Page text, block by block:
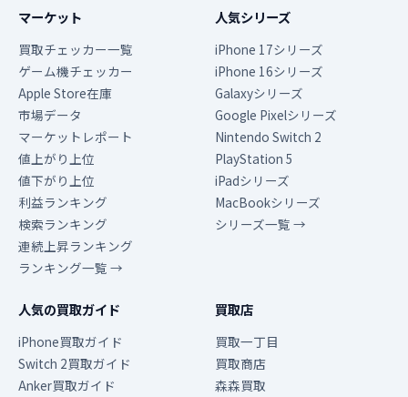
マーケット
買取チェッカー一覧
ゲーム機チェッカー
Apple Store在庫
市場データ
マーケットレポート
値上がり上位
値下がり上位
利益ランキング
検索ランキング
連続上昇ランキング
ランキング一覧 →
人気シリーズ
iPhone 17シリーズ
iPhone 16シリーズ
Galaxyシリーズ
Google Pixelシリーズ
Nintendo Switch 2
PlayStation 5
iPadシリーズ
MacBookシリーズ
シリーズ一覧 →
人気の買取ガイド
iPhone買取ガイド
Switch 2買取ガイド
Anker買取ガイド
買取店
買取一丁目
買取商店
森森買取